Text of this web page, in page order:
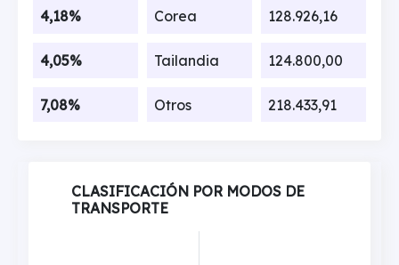
4,18% Corea 128.926,16
4,05% Tailandia 124.800,00
7,08% Otros 218.433,91
CLASIFICACIÓN POR MODOS DE
TRANSPORTE